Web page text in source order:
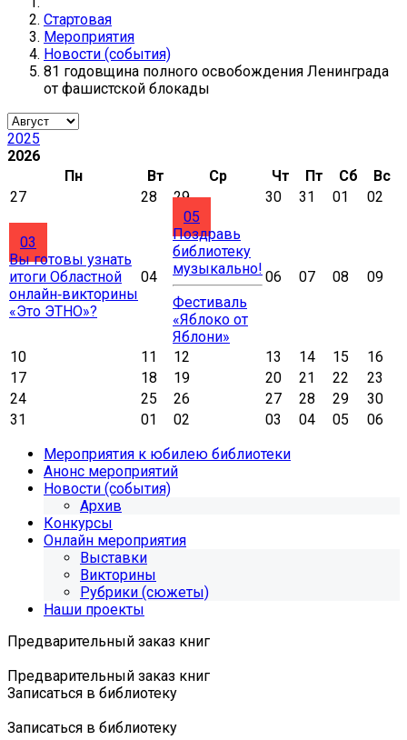
Стартовая
Мероприятия
Новости (события)
81 годовщина полного освобождения Ленинграда
от фашистской блокады
2025
2026
Пн
Вт Ср Чт Пт Сб
Вс
27
28 29 30 31 01 02
03
Вы готовы узнать
итоги Областной
онлайн‑викторины
«Это ЭТНО»?
04
05
Поздравь
библиотеку
музыкально!
Фестиваль
«Яблоко от
Яблони»
06 07 08 09
10 11 12 13 14 15
16
17
18 19 20 21 22
23
24
25 26 27 28 29
30
31
01 02 03 04 05
06
Мероприятия к юбилею библиотеки
Анонс мероприятий
Новости (события)
Архив
Конкурсы
Онлайн мероприятия
Выставки
Викторины
Рубрики (сюжеты)
Наши проекты
Предварительный заказ книг
Предварительный заказ книг
Записаться в библиотеку
Записаться в библиотеку